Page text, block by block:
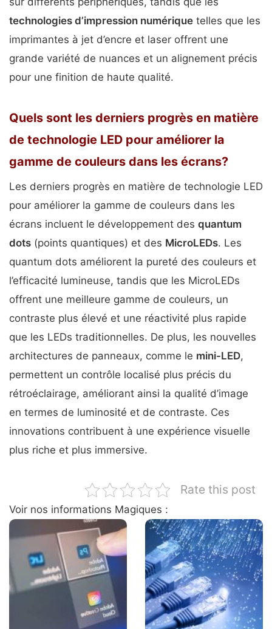
technologies d’impression numérique telles que les
imprimantes à jet d’encre et laser offrent une
grande variété de nuances et un alignement précis
pour une finition de haute qualité.
Quels sont les derniers progrès en matière
de technologie LED pour améliorer la
gamme de couleurs dans les écrans?
Les derniers progrès en matière de technologie LED
pour améliorer la gamme de couleurs dans les
écrans incluent le développement des quantum
dots (points quantiques) et des MicroLEDs. Les
quantum dots améliorent la pureté des couleurs et
l’efficacité lumineuse, tandis que les MicroLEDs
offrent une meilleure gamme de couleurs, un
contraste plus élevé et une réactivité plus rapide
que les LEDs traditionnelles. De plus, les nouvelles
architectures de panneaux, comme le mini-LED,
permettent un contrôle localisé plus précis du
rétroéclairage, améliorant ainsi la qualité d’image
en termes de luminosité et de contraste. Ces
innovations contribuent à une expérience visuelle
plus riche et plus immersive.
Rate this post
Voir nos informations Magiques :